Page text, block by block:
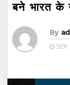
बने भारत के
By
SEP